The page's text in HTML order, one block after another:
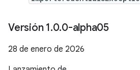
Versión 1.0.0-alpha05
28 de enero de 2026